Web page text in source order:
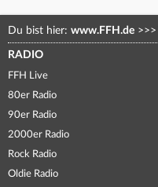
Du bist hier: www.FFH.de >>>
RADIO
FFH Live
80er Radio
90er Radio
2000er Radio
Rock Radio
Oldie Radio